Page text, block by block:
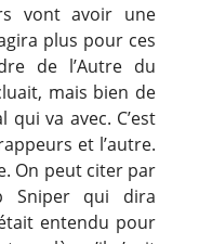
vont avoir une
plus pour ces
de l’Autre du
mais bien de
va avec. C’est
et l’autre.
On peut citer par
Sniper qui dira
entendu pour